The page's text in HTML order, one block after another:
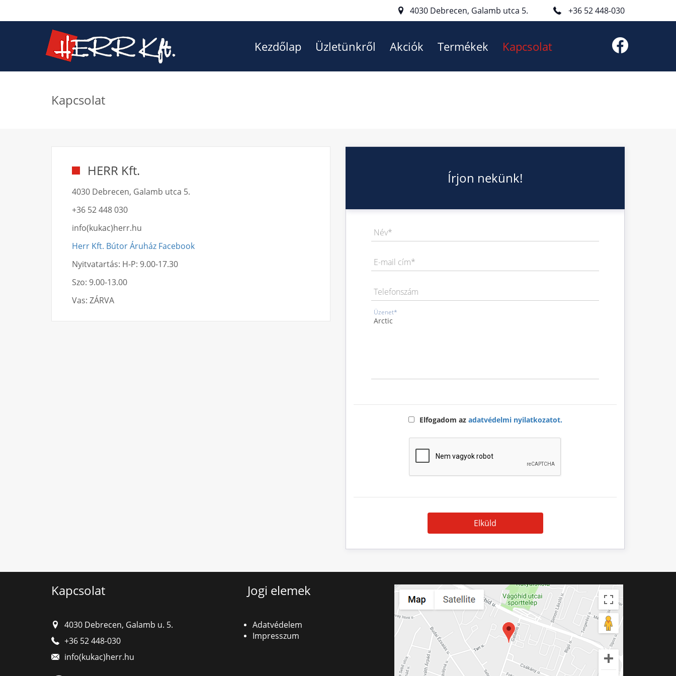
4030 Debrecen, Galamb utca 5. +36 52 448-030
Kezdőlap Üzletünkről Akciók Termékek Kapcsolat
Kapcsolat
HERR Kft.
4030 Debrecen, Galamb utca 5.
+36 52 448 030
info(kukac)herr.hu
Herr Kft. Bútor Áruház Facebook
Nyitvatartás: H-P: 9.00-17.30
Szo: 9.00-13.00
Vas: ZÁRVA
Írjon nekünk!
Név*
E-mail cím*
Telefonszám
Üzenet*
Elfogadom az adatvédelmi nyilatkozatot.
Elküld
Kapcsolat
4030 Debrecen, Galamb u. 5.
+36 52 448-030
Jogi elemek
Adatvédelem
Impresszum